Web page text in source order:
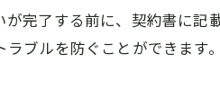
完了する前に、契約書に記
ブルを防ぐことができます。